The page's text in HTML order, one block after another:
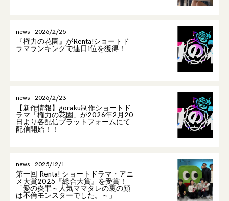
news 2026/2/25
『権力の花園』がRenta!ショートド
ラマランキングで連日1位を獲得！
news 2026/2/23
【新作情報】goraku制作ショートド
ラマ「権力の花園」が2026年2月20
日より各配信プラットフォームにて
配信開始！！
news 2025/12/1
第一回 Renta! ショートドラマ・アニ
メ大賞2025『総合大賞』を受賞！
「愛の炎罪～人気ママタレの裏の顔
は不倫モンスターでした。～」